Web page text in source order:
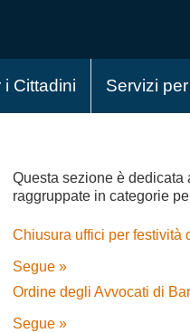
i Cittadini Servizi
Questa sezione è
raggruppate in categorie
Chiusura uffici per festività
Segue »
Ordine degli Avvocati di
Segue »